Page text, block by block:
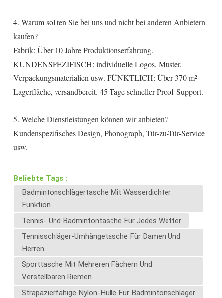
4. Warum sollten Sie bei uns und nicht bei anderen Anbietern
kaufen?
Fabrik: Über 10 Jahre Produktionserfahrung.
KUNDENSPEZIFISCH: individuelle Logos, Muster,
Verpackungsmaterialien usw. PÜNKTLICH: Über 370 m²
Lagerfläche, versandbereit. 45 Tage schneller Proof-Support.
5. Welche Dienstleistungen können wir anbieten?
Kundenspezifisches Design, Phonograph, Tür-zu-Tür-Service
usw.
Beliebte Tags :
Badmintonschlägertasche Mit Wasserdichter
Funktion
Tennis- Und Badmintontasche Für Jedes Wetter
Tennisschläger-Umhängetasche Für Damen Und
Herren
Sporttasche Mit Mehreren Fächern Und
Verstellbaren Riemen
Strapazierfähige Nylon-Hülle Für Badmintonschläger